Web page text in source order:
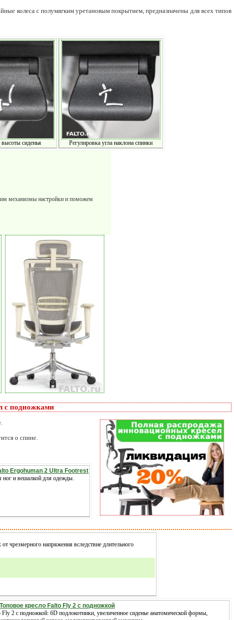
колеса с полумягким уретановым покрытием, предназначены для всех типов
высоты сиденья Регулировка угла наклона спинки
механизмы настройки и поможем
с подножками
о спине.
Ergohuman 2 Ultra Footrest
ног и вешалкой для одежды.
чрезмерного напряжения вследствие длительного
Топовое кресло Falto Fly 2 с подножкой
Fly 2 с подножкой: 6D подлокотники, увеличенное сиденье анатомической формы,